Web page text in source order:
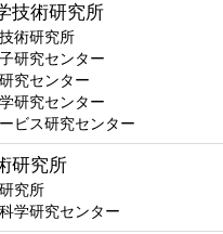
技術研究所
術研究所
研究センター
究センター
研究センター
ビス研究センター
研究所
究所
学研究センター